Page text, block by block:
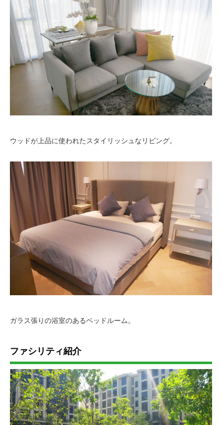
ウッドが上品に使われたスタイリッシュなリビング。
ガラス張りの浴室のあるベッドルーム。
ファシリティ紹介